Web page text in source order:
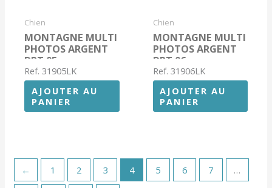
Chien
MONTAGNE MULTI
PHOTOS ARGENT
DPT 05
Ref. 31905LK
AJOUTER AU
PANIER
Chien
MONTAGNE MULTI
PHOTOS ARGENT
DPT 06
Ref. 31906LK
AJOUTER AU
PANIER
← 1 2 3 4 5 6 7 …